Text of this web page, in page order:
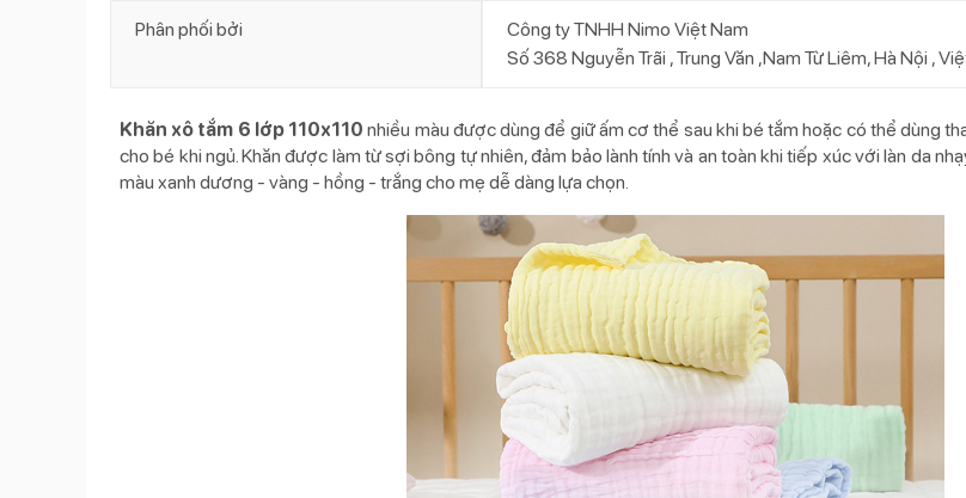
Phân phối bởi
Công ty TNHH Nimo Việt Nam
Số 368 Nguyễn Trãi , Trung Văn ,Nam Từ Liêm, Hà Nội ,
Khăn xô tắm 6 lớp 110x110 nhiều màu được dùng để giữ ấm cơ thể sau khi bé tắm hoặc có thể dùng
cho bé khi ngủ. Khăn được làm từ sợi bông tự nhiên, đảm bảo lành tính và an toàn khi tiếp xúc với làn da
màu xanh dương - vàng - hồng - trắng cho mẹ dễ dàng lựa chọn.